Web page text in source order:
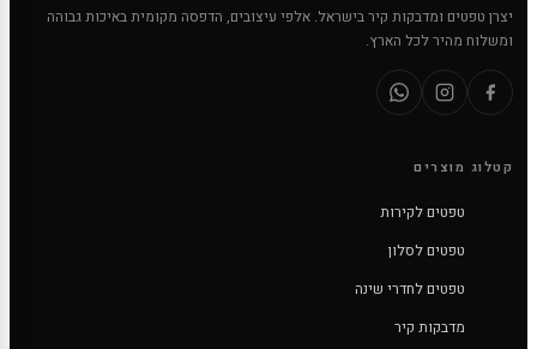
יצרן טפטים ומדבקות קיר בישראל. אלפי עיצובים, הדפסה מקומית באיכות גבוהה
ומשלוח מהיר לכל הארץ.
קטלוג מוצרים
טפטים לקירות
טפטים לסלון
טפטים לחדרי שינה
מדבקות קיר